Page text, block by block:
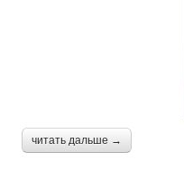
читать дальше →